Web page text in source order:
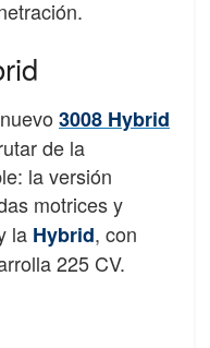
3008 Hybrid
de la
la versión
motrices y
la Hybrid, con
225 CV.